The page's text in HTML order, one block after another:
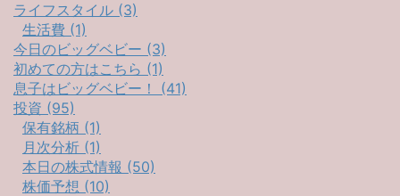
ライフスタイル (3)
生活費 (1)
今日のビッグベビー (3)
初めての方はこちら (1)
息子はビッグベビー！ (41)
投資 (95)
保有銘柄 (1)
月次分析 (1)
本日の株式情報 (50)
株価予想 (10)